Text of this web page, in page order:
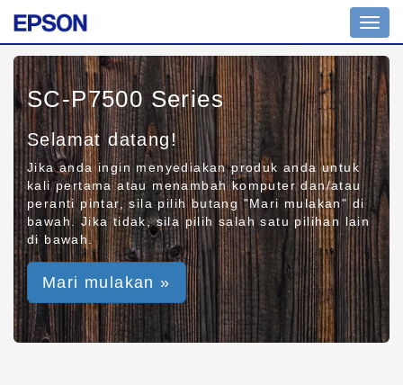
SC-P7500 Series
Selamat datang!
Jika anda ingin menyediakan produk anda untuk
kali pertama atau menambah komputer dan/atau
peranti pintar, sila pilih butang "Mari mulakan" di
bawah. Jika tidak, sila pilih salah satu pilihan lain
di bawah.
Mari mulakan »